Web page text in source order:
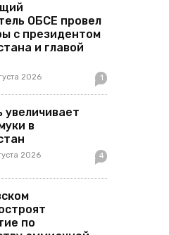
ОБСЕ провел
с президентом
и главой
2026 1
увеличивает
в
2026 4
по